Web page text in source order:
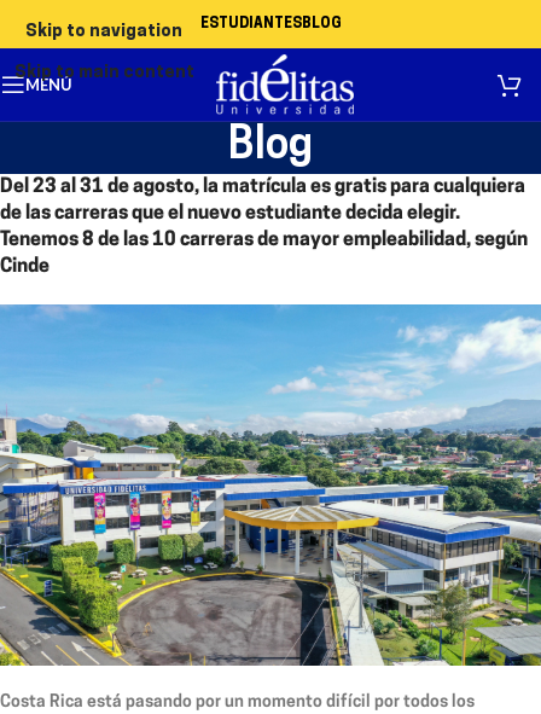
Skip to navigation
Skip to main content
ESTUDIANTESBLOG
MENÚ
Blog
Del 23 al 31 de agosto, la matrícula es gratis para cualquiera
de las carreras que el nuevo estudiante decida elegir.
Tenemos 8 de las 10 carreras de mayor empleabilidad, según
Cinde
Costa Rica está pasando por un momento difícil por todos los